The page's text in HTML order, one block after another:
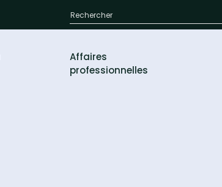
Affaires
professionnelles